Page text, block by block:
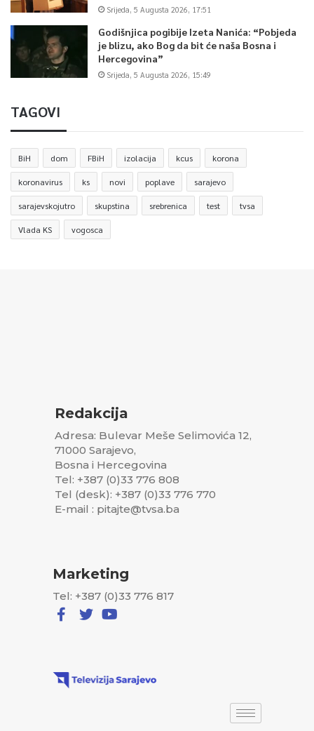
Srijeda, 5 Augusta 2026, 17:51
Godišnjica pogibije Izeta Nanića: “Pobjeda
je blizu, ako Bog da bit će naša Bosna i
Hercegovina”
Srijeda, 5 Augusta 2026, 15:49
TAGOVI
BiH dom FBiH izolacija kcus korona
koronavirus ks novi poplave sarajevo
sarajevskojutro skupstina srebrenica test tvsa
Vlada KS vogosca
Redakcija
Adresa: Bulevar Meše Selimovića 12,
71000 Sarajevo,
Bosna i Hercegovina
Tel: +387 (0)33 776 808
Tel (desk): +387 (0)33 776 770
E-mail : pitajte@tvsa.ba
Marketing
Tel: +387 (0)33 776 817